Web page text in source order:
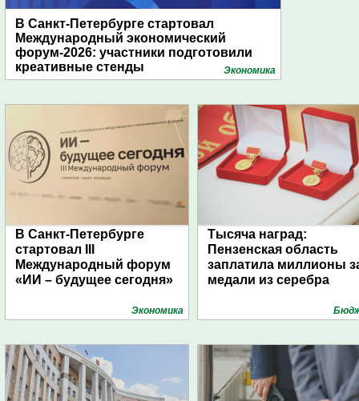
В Санкт-Петербурге стартовал
Международный экономический
форум-2026: участники подготовили
креативные стенды
Экономика
В Санкт-Петербурге
стартовал III
Международный форум
«ИИ – будущее сегодня»
Экономика
Тысяча наград:
Пензенская область
заплатила миллионы
медали из серебра